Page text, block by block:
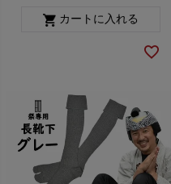
カートに入れる